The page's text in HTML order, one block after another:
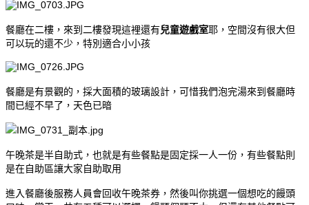
餐廳在二樓，來到二樓發現這裡還有兒童遊戲室耶，空間沒有很大但
可以玩的還不少，特別適合小小孩
餐廳是有景觀的，採大面積的玻璃設計，可惜我們泡完湯來到餐廳時
間已經不早了，天色已暗
午晚茶是半自助式，也就是有些餐點是固定採一人一份，有些餐點則
是在自助區讓大家自助取用
進入餐廳後服務人員會回收午晚茶券，然後叫你挑選一個想吃的饅頭